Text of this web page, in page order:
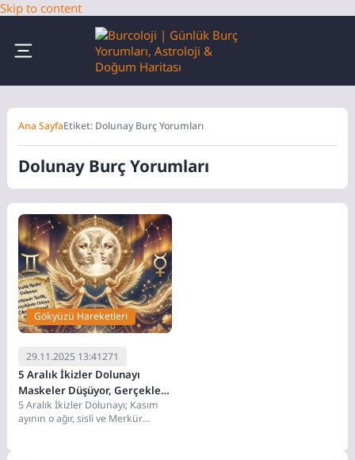
Skip to content
Ana SayfaEtiket: Dolunay Burç Yorumları
Dolunay Burç Yorumları
Gökyüzü Hareketleri
29.11.2025 13:41271
5 Aralık İkizler Dolunayı
Maskeler Düşüyor, Gerçekler
Konuşuyor!
5 Aralık İkizler Dolunayı; Kasım
ayının o ağır, sisli ve Merkür